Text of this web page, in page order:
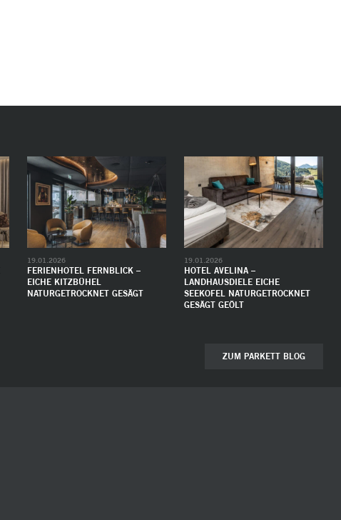
FERIENHOTEL FERNBLICK –
EICHE KITZBÜHEL
NATURGETROCKNET GESÄGT
19.01.2026
HOTEL AVELINA –
LANDHAUSDIELE EICHE
SEEKOFEL NATURGETROCKNET
GESÄGT GEÖLT
19.01.2026
ZUM PARKETT BLOG